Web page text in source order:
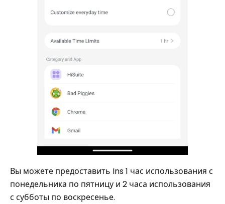
Вы можете предоставить Ins 1 час использования с
понедельника по пятницу и 2 часа использования
с субботы по воскресенье.